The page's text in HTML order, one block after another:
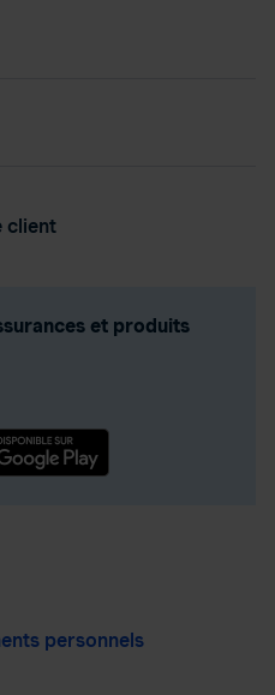
client
et produits
personnels